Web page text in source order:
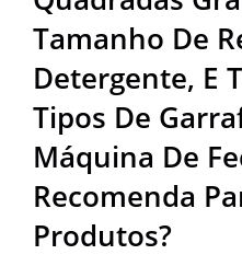
Produtos? |
Embalagem
Alta
50 Países |
Ltd.
Tamanho De
Detergente, E
Tipos De
Máquina De
Recomenda
Produtos?